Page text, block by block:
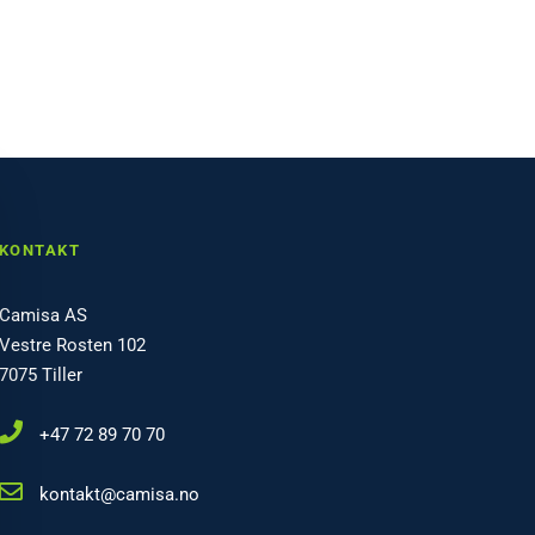
KONTAKT
Camisa AS
Vestre Rosten 102
7075 Tiller
+47 72 89 70 70
kontakt@camisa.no